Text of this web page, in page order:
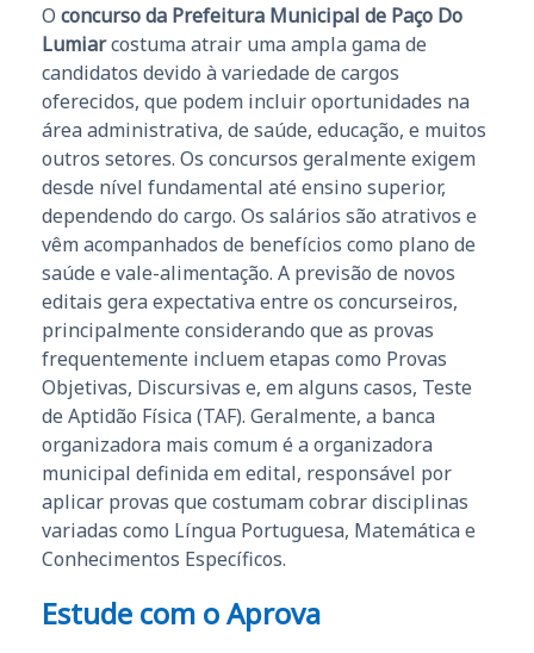
O concurso da Prefeitura Municipal de Paço Do
Lumiarcostuma atrair uma ampla gama de
candidatos devido à variedade de cargos
oferecidos, que podem incluir oportunidades na
área administrativa, de saúde, educação, e muitos
outros setores. Os concursos geralmente exigem
desde nível fundamental até ensino superior,
dependendo do cargo. Os salários são atrativos e
vêm acompanhados de benefícios como plano de
saúde e vale-alimentação. A previsão de novos
editais gera expectativa entre os concurseiros,
principalmente considerando que as provas
frequentemente incluem etapas como Provas
Objetivas, Discursivas e, em alguns casos, Teste
de Aptidão Física (TAF). Geralmente, a banca
organizadora mais comum é a organizadora
municipal definida em edital, responsável por
aplicar provas que costumam cobrar disciplinas
variadas como Língua Portuguesa, Matemática e
Conhecimentos Específicos.
Estude com o Aprova